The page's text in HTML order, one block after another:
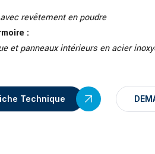
revêtement en poudre
:
et panneaux intérieurs en acier
Technique